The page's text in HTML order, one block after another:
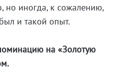
но иногда, к сожалению,
и такой опыт.
на «Золотую